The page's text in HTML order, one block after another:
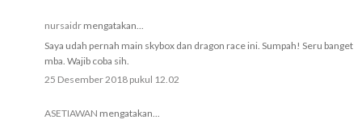
nursaidr mengatakan...
Saya udah pernah main skybox dan dragon race ini. Sumpah! Seru banget
mba. Wajib coba sih.
25 Desember 2018 pukul 12.02
ASETIAWAN mengatakan...